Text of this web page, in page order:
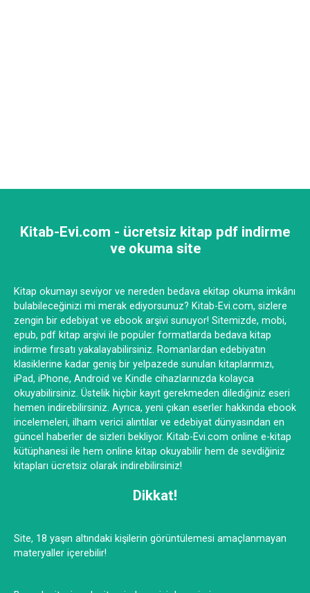
Kitab-Evi.com - ücretsiz kitap pdf indirme
ve okuma site
Kitap okumayı seviyor ve nereden bedava ekitap okuma imkânı
bulabileceğinizi mi merak ediyorsunuz? Kitab-Evi.com, sizlere
zengin bir edebiyat ve ebook arşivi sunuyor! Sitemizde, mobi,
epub, pdf kitap arşivi ile popüler formatlarda bedava kitap
indirme fırsatı yakalayabilirsiniz. Romanlardan edebiyatın
klasiklerine kadar geniş bir yelpazede sunulan kitaplarımızı,
iPad, iPhone, Android ve Kindle cihazlarınızda kolayca
okuyabilirsiniz. Üstelik hiçbir kayıt gerekmeden dilediğiniz eseri
hemen indirebilirsiniz. Ayrıca, yeni çıkan eserler hakkında ebook
incelemeleri, ilham verici alıntılar ve edebiyat dünyasından en
güncel haberler de sizleri bekliyor. Kitab-Evi.com online e-kitap
kütüphanesi ile hem online kitap okuyabilir hem de sevdiğiniz
kitapları ücretsiz olarak indirebilirsiniz!
Dikkat!
Site, 18 yaşın altındaki kişilerin görüntülemesi amaçlanmayan
materyaller içerebilir!